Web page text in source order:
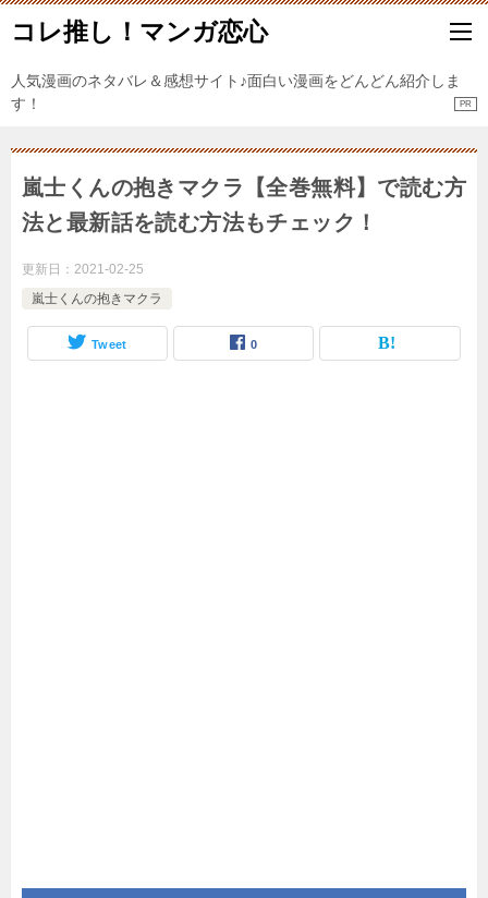
コレ推し！マンガ恋心
人気漫画のネタバレ＆感想サイト♪面白い漫画をどんどん紹介しま
す！
嵐士くんの抱きマクラ【全巻無料】で読む方
法と最新話を読む方法もチェック！
更新日： 2021-02-25
嵐士くんの抱きマクラ
Tweet 0